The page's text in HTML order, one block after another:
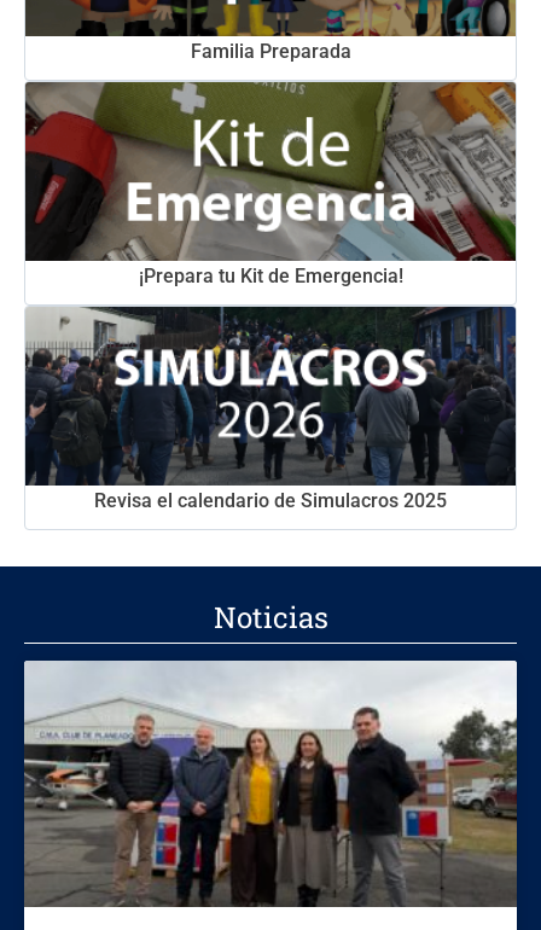
Familia Preparada
¡Prepara tu Kit de Emergencia!
Revisa el calendario de Simulacros 2025
Noticias